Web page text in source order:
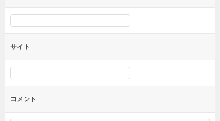
サイト
コメント